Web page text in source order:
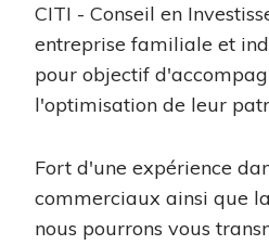
CITI - Conseil en
entreprise familiale et
pour objectif
l'optimisation de leur
Fort d'une expérience
commerciaux ainsi que
nous pourrons vous